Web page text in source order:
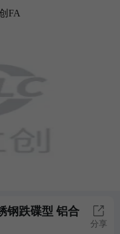
FA
钢跌碟型 铝合
分享